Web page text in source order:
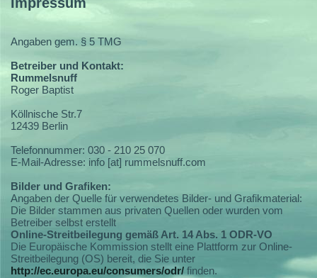
Impressum
Angaben gem. § 5 TMG
Betreiber und Kontakt:
Rummelsnuff
Roger Baptist
Köllnische Str.7
12439 Berlin
Telefonnummer: 030 - 210 25 070
E-Mail-Adresse: info [at] rummelsnuff.com
Bilder und Grafiken:
Angaben der Quelle für verwendetes Bilder- und Grafikmaterial:
Die Bilder stammen aus privaten Quellen oder wurden vom
Betreiber selbst erstellt
Online-Streitbeilegung gemäß Art. 14 Abs. 1 ODR-VO
Die Europäische Kommission stellt eine Plattform zur Online-
Streitbeilegung (OS) bereit, die Sie unter
http://ec.europa.eu/consumers/odr/ finden.